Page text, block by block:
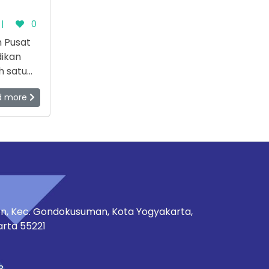
| 0
Pusat
satu
di
more
Kec. Gondokusuman, Kota Yogyakarta,
55221